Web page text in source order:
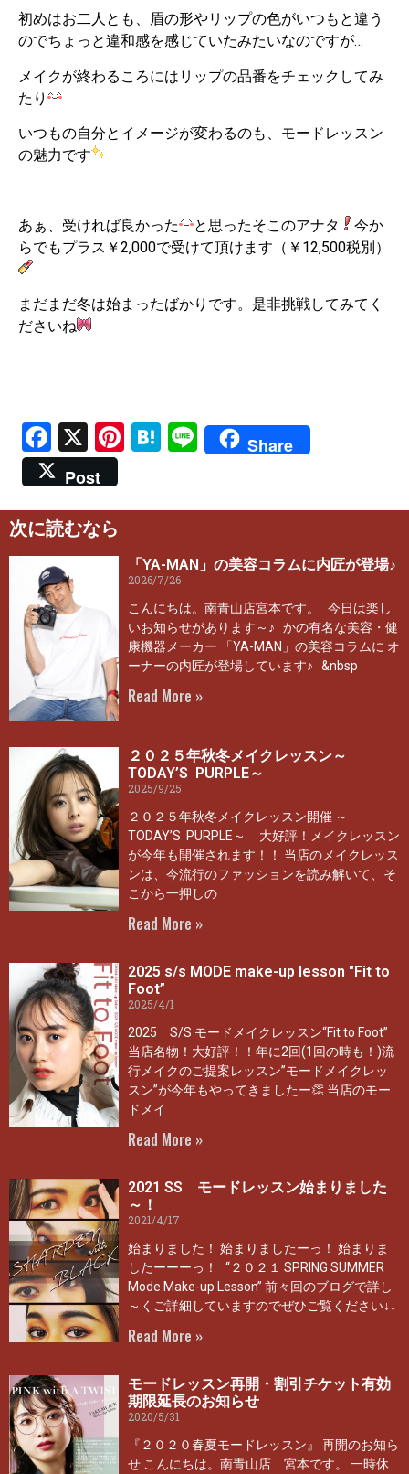
初めはお二人とも、眉の形やリップの色がいつもと違う
のでちょっと違和感を感じていたみたいなのですが…
メイクが終わるころにはリップの品番をチェックしてみ
たり
いつもの自分とイメージが変わるのも、モードレッスン
の魅力です
あぁ、受ければ良かった と思ったそこのアナタ
今か
らでもプラス￥2,000で受けて頂けます（￥12,500税別）
まだまだ冬は始まったばかりです。是非挑戦してみてく
ださいね
Facebook
X Pinterest
Hatena
LineShare
Post
次に読むなら
「YA-MAN」の美容コラムに内匠が登場♪
2026/7/26
こんにちは。南青山店宮本です。 今日は楽し
いお知らせがあります～♪ かの有名な美容・健
康機器メーカー 「YA-MAN」の美容コラムに オ
ーナーの内匠が登場しています♪ &nbsp
Read More »
２０２５年秋冬メイクレッスン～
TODAY’S PURPLE～
2025/9/25
２０２５年秋冬メイクレッスン開催 ～
TODAY’S PURPLE～ 大好評！メイクレッスン
が今年も開催されます！！ 当店のメイクレッス
ンは、今流行のファッションを読み解いて、そ
こから一押しの
Read More »
2025 s/s MODE make-up lesson ″Fit to
Foot”
2025/4/1
2025 S/S モードメイクレッスン“Fit to Foot”
当店名物！大好評！！年に2回(1回の時も！)流
行メイクのご提案レッスン”モードメイクレッ
スン”が今年もやってきましたー👏 当店のモー
ドメイ
Read More »
2021 SS モードレッスン始まりました
～！
2021/4/17
始まりました！ 始まりましたーっ！ 始まりま
したーーーっ！ “２０２１ SPRING SUMMER
Mode Make-up Lesson” 前々回のブログで詳し
～くご詳細していますのでぜひご覧ください↓↓
Read More »
モードレッスン再開・割引チケット有効
期限延長のお知らせ
2020/5/31
『２０２０春夏モードレッスン』 再開のお知ら
せ こんにちは。南青山店 宮本です。 一時休